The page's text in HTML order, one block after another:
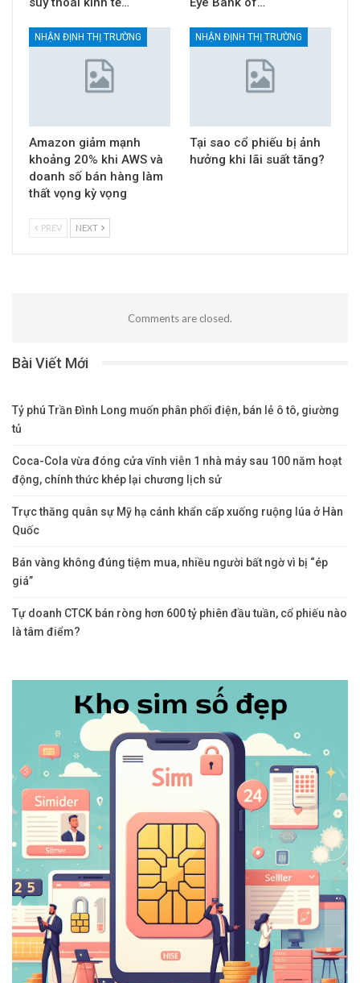
NHẬN ĐỊNH THỊ TRƯỜNG
Amazon giảm mạnh
khoảng 20% khi AWS và
doanh số bán hàng làm
thất vọng kỳ vọng
NHẬN ĐỊNH THỊ TRƯỜNG
Tại sao cổ phiếu bị ảnh
hưởng khi lãi suất tăng?
PREV NEXT
Comments are closed.
Bài Viết Mới
Tỷ phú Trần Đình Long muốn phân phối điện, bán lẻ ô tô, giường
tủ
Coca-Cola vừa đóng cửa vĩnh viễn 1 nhà máy sau 100 năm hoạt
động, chính thức khép lại chương lịch sử
Trực thăng quân sự Mỹ hạ cánh khẩn cấp xuống ruộng lúa ở Hàn
Quốc
Bán vàng không đúng tiệm mua, nhiều người bất ngờ vì bị “ép
giá”
Tự doanh CTCK bán ròng hơn 600 tỷ phiên đầu tuần, cổ phiếu nào
là tâm điểm?